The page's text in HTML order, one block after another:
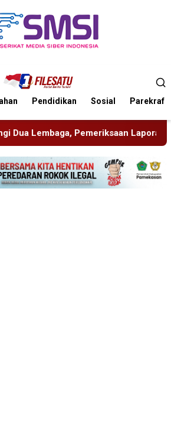
Pendidikan Sosial Parekraf
Masih Berproses Blitaria